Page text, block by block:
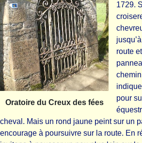
Oratoire du Creux des fées
1729.
route
pour
cheval. Mais un rond jaune peint sur un
encourage à poursuivre sur la route. En